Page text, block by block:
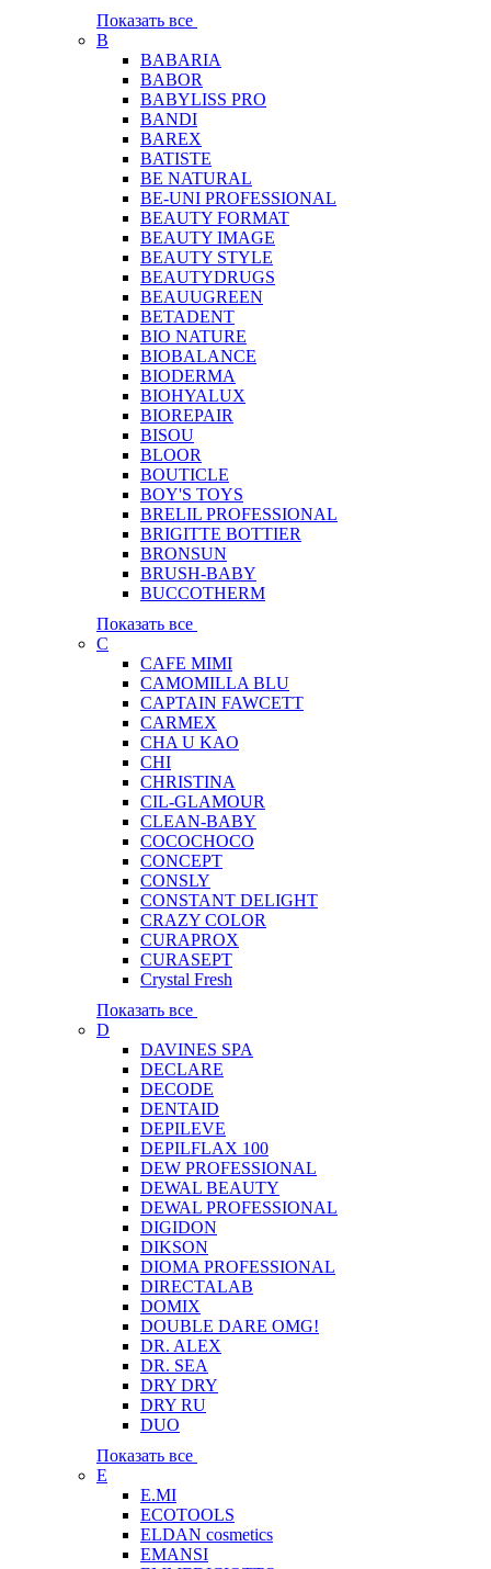
Показать все
B
BABARIA
BABOR
BABYLISS PRO
BANDI
BAREX
BATISTE
BE NATURAL
BE-UNI PROFESSIONAL
BEAUTY FORMAT
BEAUTY IMAGE
BEAUTY STYLE
BEAUTYDRUGS
BEAUUGREEN
BETADENT
BIO NATURE
BIOBALANCE
BIODERMA
BIOHYALUX
BIOREPAIR
BISOU
BLOOR
BOUTICLE
BOY'S TOYS
BRELIL PROFESSIONAL
BRIGITTE BOTTIER
BRONSUN
BRUSH-BABY
BUCCOTHERM
Показать все
C
CAFE MIMI
CAMOMILLA BLU
CAPTAIN FAWCETT
CARMEX
CHA U KAO
CHI
CHRISTINA
CIL-GLAMOUR
CLEAN-BABY
COCOCHOCO
CONCEPT
CONSLY
CONSTANT DELIGHT
CRAZY COLOR
CURAPROX
CURASEPT
Crystal Fresh
Показать все
D
DAVINES SPA
DECLARE
DECODE
DENTAID
DEPILEVE
DEPILFLAX 100
DEW PROFESSIONAL
DEWAL BEAUTY
DEWAL PROFESSIONAL
DIGIDON
DIKSON
DIOMA PROFESSIONAL
DIRECTALAB
DOMIX
DOUBLE DARE OMG!
DR. ALEX
DR. SEA
DRY DRY
DRY RU
DUO
Показать все
E
E.MI
ECOTOOLS
ELDAN cosmetics
EMANSI